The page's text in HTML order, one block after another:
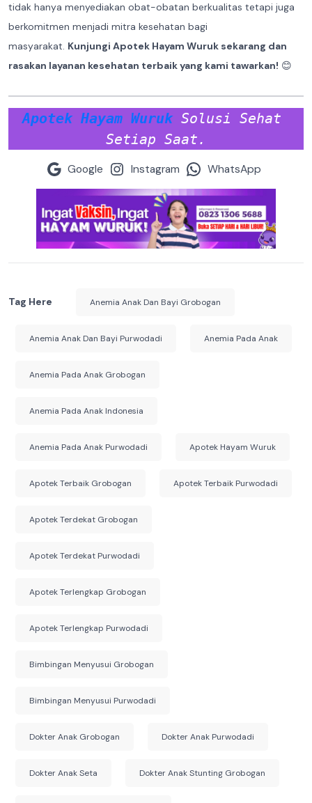
tidak hanya menyediakan obat-obatan berkualitas tetapi juga
berkomitmen menjadi mitra kesehatan bagi
masyarakat. Kunjungi Apotek Hayam Wuruk sekarang dan
rasakan layanan kesehatan terbaik yang kami tawarkan! 😊
Apotek Hayam Wuruk Solusi Sehat
Setiap Saat.
Google Instagram WhatsApp
Tag Here Anemia Anak Dan Bayi Grobogan
Anemia Anak Dan Bayi Purwodadi Anemia Pada Anak
Anemia Pada Anak Grobogan
Anemia Pada Anak Indonesia
Anemia Pada Anak Purwodadi Apotek Hayam Wuruk
Apotek Terbaik Grobogan Apotek Terbaik Purwodadi
Apotek Terdekat Grobogan
Apotek Terdekat Purwodadi
Apotek Terlengkap Grobogan
Apotek Terlengkap Purwodadi
Bimbingan Menyusui Grobogan
Bimbingan Menyusui Purwodadi
Dokter Anak Grobogan Dokter Anak Purwodadi
Dokter Anak Seta Dokter Anak Stunting Grobogan